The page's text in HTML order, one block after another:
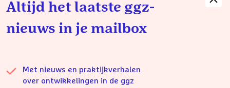
Altijd het laatste ggz-
nieuws in je mailbox
Met nieuws en praktijkverhalen
over ontwikkelingen in de ggz
Andere websites
Weg van de wachtlijst
Wij gebruiken functionele cookies om de website goed te laten
Cookies voor statistische doelen
Cookies voor marketingdoelen